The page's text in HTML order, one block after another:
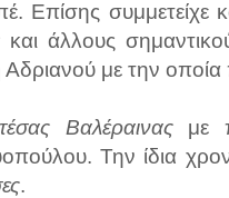
Επίσης συμμετείχε
και άλλους
με την
Βαλέραιναςμε
Την ίδια
.